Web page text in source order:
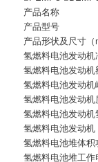
产品名称
产品型号
产品形状及尺寸（
氢燃料电池发动
氢燃料电池发动机
氢燃料电池发动机
氢燃料电池发动机
氢燃料电池发动
氢燃料电池发动机
氢燃料电池堆体积
氢燃料电池堆工作